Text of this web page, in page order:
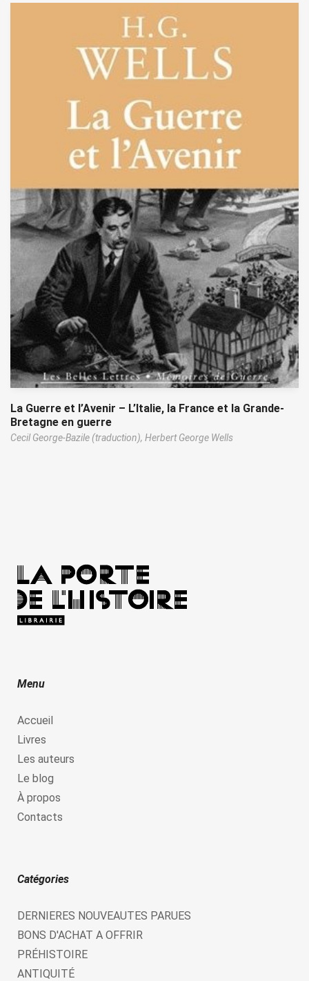
La Guerre et l’Avenir – L’Italie, la France et la Grande-
Bretagne en guerre
Cecil George-Bazile (traduction), Herbert George Wells
Menu
Accueil
Livres
Les auteurs
Le blog
À propos
Contacts
Catégories
DERNIERES NOUVEAUTES PARUES
BONS D'ACHAT A OFFRIR
PRÉHISTOIRE
ANTIQUITÉ